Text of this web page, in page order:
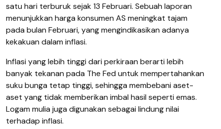
satu hari terburuk sejak 13 Februari. Sebuah laporan
menunjukkan harga konsumen AS meningkat tajam
pada bulan Februari, yang mengindikasikan adanya
kekakuan dalam inflasi.
Inflasi yang lebih tinggi dari perkiraan berarti lebih
banyak tekanan pada The Fed untuk mempertahankan
suku bunga tetap tinggi, sehingga membebani aset-
aset yang tidak memberikan imbal hasil seperti emas.
Logam mulia juga digunakan sebagai lindung nilai
terhadap inflasi.